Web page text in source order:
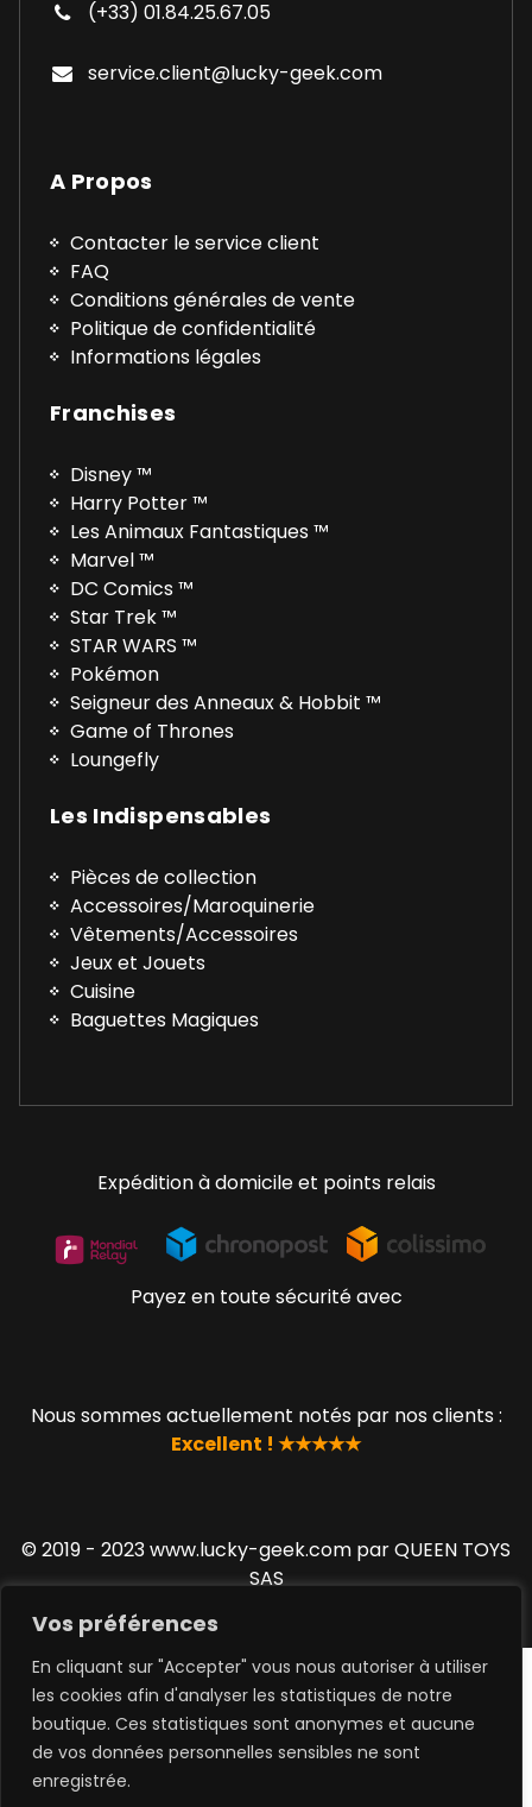
Vos préférences
En cliquant sur "Accepter" vous nous autoriser à utiliser
les cookies afin d'analyser les statistiques de notre
boutique. Ces statistiques sont anonymes et aucune
de vos données personnelles sensibles ne sont
enregistrée.
(+33) 01.84.25.67.05
service.client@lucky-geek.com
A Propos
Contacter le service client
FAQ
Conditions générales de vente
Politique de confidentialité
Informations légales
Franchises
Disney ™
Harry Potter ™
Les Animaux Fantastiques ™
Marvel ™
DC Comics ™
Star Trek ™
STAR WARS ™
Pokémon
Seigneur des Anneaux & Hobbit ™
Game of Thrones
Loungefly
Les Indispensables
Pièces de collection
Accessoires/Maroquinerie
Vêtements/Accessoires
Jeux et Jouets
Cuisine
Baguettes Magiques
Expédition à domicile et points relais
Payez en toute sécurité avec
Nous sommes actuellement notés par nos clients :
Excellent ! ★★★★★
© 2019 - 2023 www.lucky-geek.com par QUEEN TOYS
SAS
0